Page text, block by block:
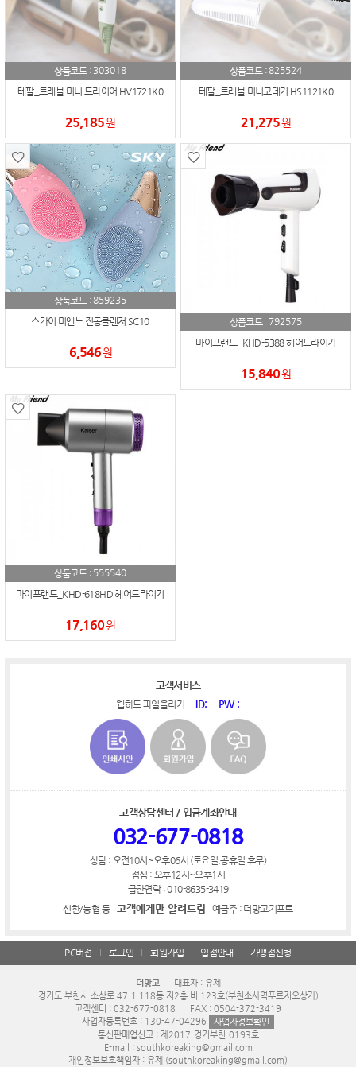
상품코드 : 303018
테팔_트래블 미니 드라이어 HV1721K0
25,185원
상품코드 :825524
테팔_트래블 미니고데기 HS1121K0
21,275원
상품코드 :859235
스카이 미엔느 진동클렌저 SC10
6,546원
상품코드 : 792575
마이프랜드_KHD-5388 헤어드라이기
15,840원
상품코드 : 555540
마이프랜드_KHD-618HD 헤어드라이기
17,160원
고객서비스
웹하드 파일올리기 ID: PW :
고객상담센터 / 입금계좌안내
032-677-0818
상담 : 오전10시~오후06시 (토요일,공휴일 휴무)
점심 : 오후12시~오후1시
급한연락 : 010-8635-3419
신한/농협 등 고객에게만 알려드림 예금주 : 더망고기프트
PC버전 로그인 회원가입 입점안내 가맹점신청
더망고
대표자 : 유제
경기도 부천시 소삼로 47-1 118동 지2층 비 123호(부천소사역푸르지오상가)
고객센터 : 032-677-0818
FAX : 0504-372-3419
사업자등록번호 : 130-47-04296
사업자정보확인
통신판매업신고 : 제2017-경기부천-0193호
E-mail : southkoreaking@gmail.com
개인정보보호책임자 : 유제 (southkoreaking@gmail.com)